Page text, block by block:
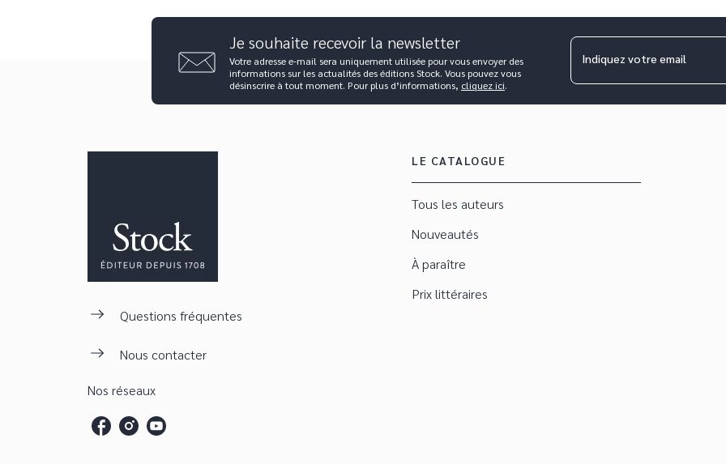
Je souhaite recevoir la newsletter
Votre adresse e-mail sera uniquement utilisée pour vous envoyer des
informations sur les actualités des éditions Stock. Vous pouvez vous
désinscrire à tout moment. Pour plus d’informations, cliquez ici.
Indiquez votre email
Questions fréquentes
Nous contacter
Nos réseaux
LE CATALOGUE
Tous les auteurs
Nouveautés
À paraître
Prix littéraires